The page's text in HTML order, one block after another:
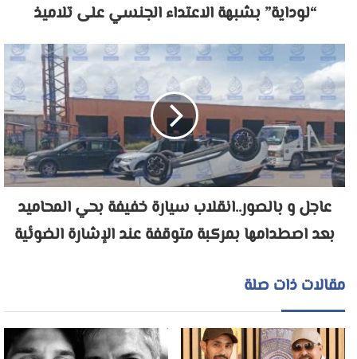
“لوداية” بشبهة الاعتداء الجنسي على تلاميذ
عاجل و بالصور..انقلاب سيارة خفيفة بحي المحاميد
بعد اصطدامها بمركبة متوقفة عند الإشارة الضوئية
مقالات ذات صلة